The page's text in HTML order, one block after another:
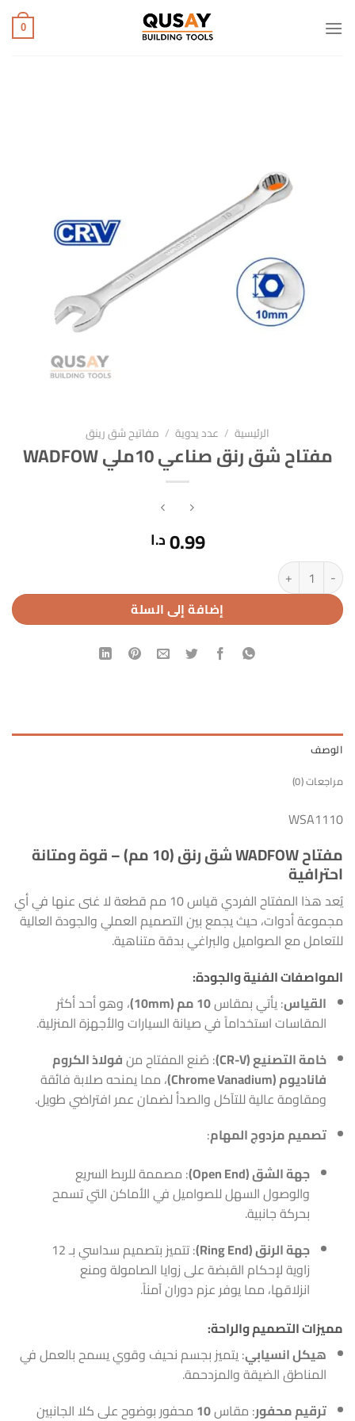
للمحتوى
0
الرئيسية / عدد يدوية / مفاتيح شق رينق
مفتاح شق رنق صناعي 10ملي WADFOW
0.99د.ا
كمية مفتاح شق رنق صناعي 10ملي WADFOW
إضافة إلى السلة
الوصف
مراجعات (0)
WSA1110
مفتاح WADFOW شق رنق (10 مم) – قوة ومتانة
احترافية
يُعد هذا المفتاح الفردي قياس 10 مم قطعة لا غنى عنها في أي
مجموعة أدوات، حيث يجمع بين التصميم العملي والجودة العالية
للتعامل مع الصواميل والبراغي بدقة متناهية.
المواصفات الفنية والجودة:
القياس: يأتي بمقاس10 مم (10mm)
، وهو أحد أكثر
المقاسات استخداماً في صيانة السيارات والأجهزة المنزلية.
خامة التصنيع (CR-V)
: صُنع المفتاح منفولاذ الكروم
فاناديوم (Chrome Vanadium)
، مما يمنحه صلابة فائقة
ومقاومة عالية للتآكل والصدأ لضمان عمر افتراضي طويل.
تصميم مزدوج المهام:
جهة الشق (Open End)
: مصممة للربط السريع
والوصول السهل للصواميل في الأماكن التي تسمح
بحركة جانبية.
جهة الرنق (Ring End)
: تتميز بتصميم سداسي بـ 12
زاوية لإحكام القبضة على زوايا الصامولة ومنع
انزلاقها، مما يوفر عزم دوران آمناً.
مميزات التصميم والراحة:
هيكل انسيابي: يتميز بجسم نحيف وقوي يسمح بالعمل في
المناطق الضيقة والمزدحمة.
ترقيم محفور: مقاس10 محفور بوضوح على كلا الجانبين